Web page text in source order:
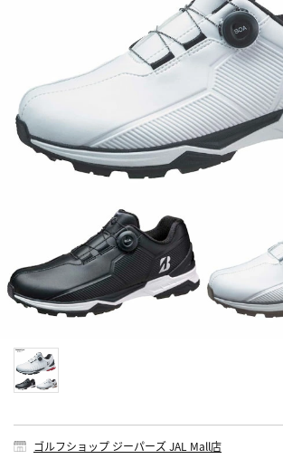
ゴルフショップ ジーパーズ JAL Mall店